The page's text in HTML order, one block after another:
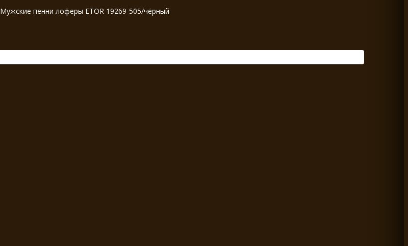
Мужские пенни лоферы ETOR 19269-505/чёрный